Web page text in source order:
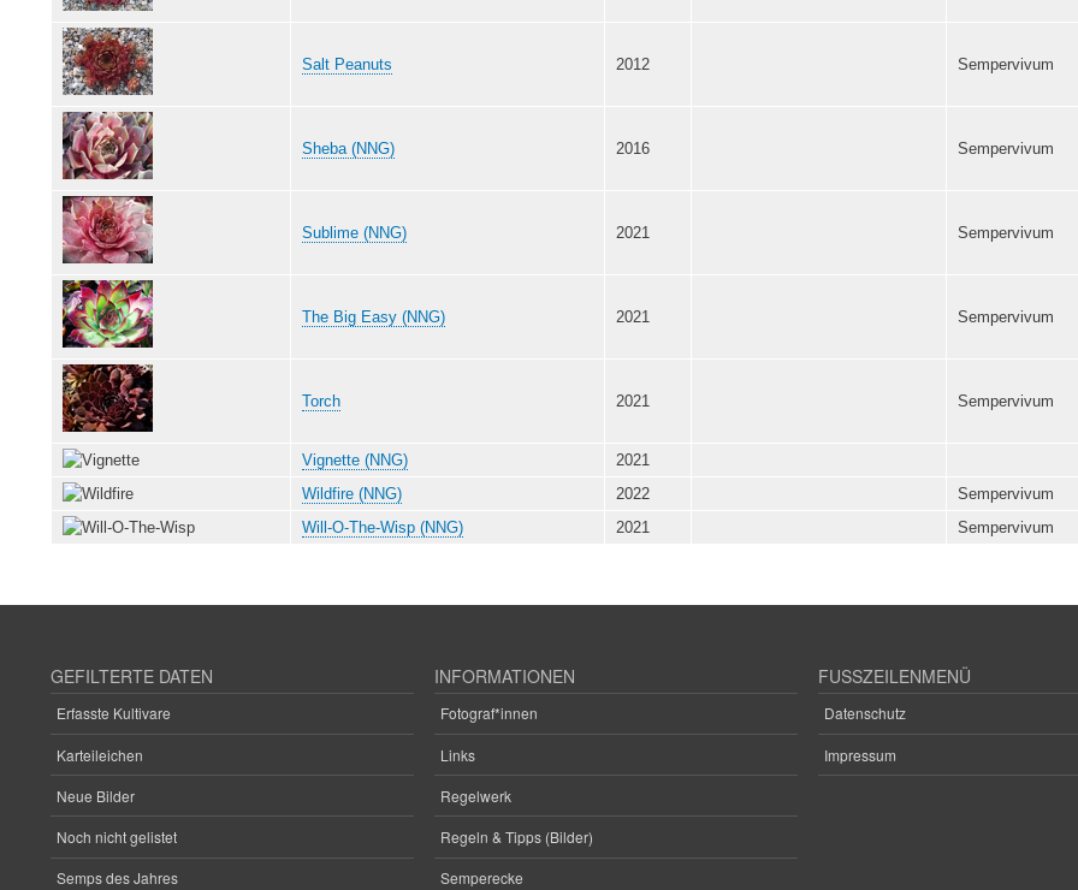
Salt Peanuts 2012 Sempervivum
Sheba (NNG) 2016 Sempervivum
Sublime (NNG) 2021 Sempervivum
The Big Easy (NNG) 2021 Sempervivum
Torch 2021 Sempervivum
Vignette (NNG)
2021
Wildfire (NNG)
2022 Sempervivum
Will-O-The-Wisp (NNG)
2021 Sempervivum
GEFILTERTE DATEN
Erfasste Kultivare
Karteileichen
Neue Bilder
Noch nicht gelistet
Semps des Jahres
INFORMATIONEN
Fotograf*innen
Links
Regelwerk
Regeln & Tipps (Bilder)
Semperecke
FUSSZEILENMENÜ
Datenschutz
Impressum